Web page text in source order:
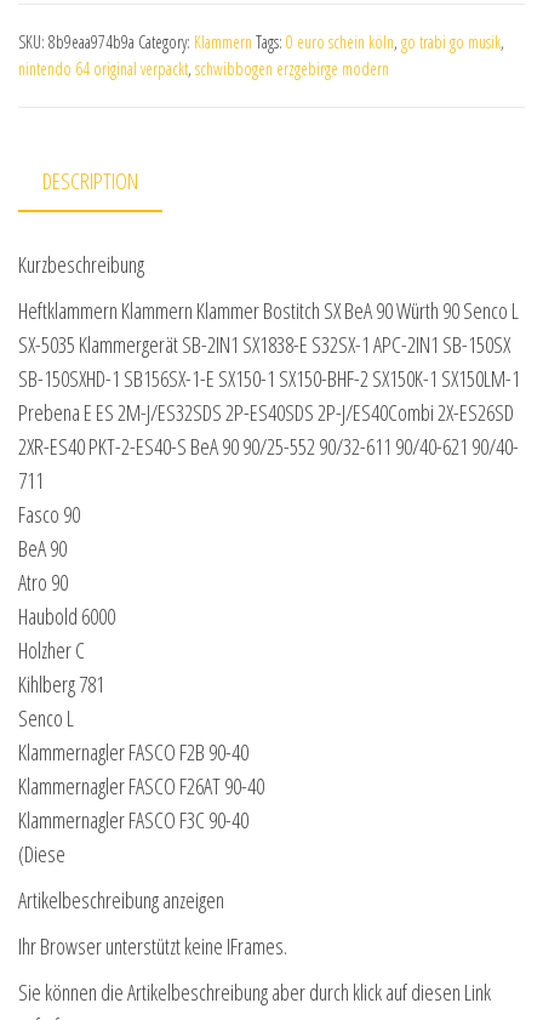
SKU: 8b9eaa974b9a Category: Klammern Tags: 0 euro schein köln, go trabi go musik,
nintendo 64 original verpackt, schwibbogen erzgebirge modern
DESCRIPTION
Kurzbeschreibung
Heftklammern Klammern Klammer Bostitch SX BeA 90 Würth 90 Senco L
SX-5035 Klammergerät SB-2IN1 SX1838-E S32SX-1 APC-2IN1 SB-150SX
SB-150SXHD-1 SB156SX-1-E SX150-1 SX150-BHF-2 SX150K-1 SX150LM-1
Prebena E ES 2M-J/ES32SDS 2P-ES40SDS 2P-J/ES40Combi 2X-ES26SD
2XR-ES40 PKT-2-ES40-S BeA 90 90/25-552 90/32-611 90/40-621 90/40-
711
Fasco 90
BeA 90
Atro 90
Haubold 6000
Holzher C
Kihlberg 781
Senco L
Klammernagler FASCO F2B 90-40
Klammernagler FASCO F26AT 90-40
Klammernagler FASCO F3C 90-40
(Diese
Artikelbeschreibung anzeigen
Ihr Browser unterstützt keine IFrames.
Sie können die Artikelbeschreibung aber durch klick auf diesen Link